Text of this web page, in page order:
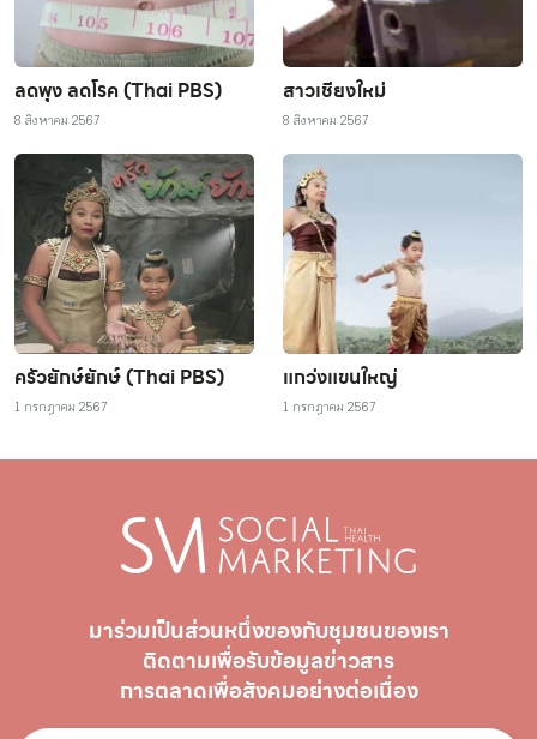
ลดพุง ลดโรค (Thai PBS)
8 สิงหาคม 2567
สาวเชียงใหม่
8 สิงหาคม 2567
ครัวยักษ์ยักษ์ (Thai PBS)
1 กรกฎาคม 2567
แกว่งแขนใหญ่
1 กรกฎาคม 2567
มาร่วมเป็นส่วนหนึ่งของกับชุมชนของเรา
ติดตามเพื่อรับข้อมูลข่าวสาร
การตลาดเพื่อสังคมอย่างต่อเนื่อง